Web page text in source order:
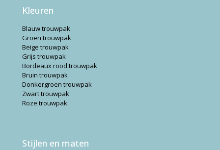
Kleuren
Blauw trouwpak
Groen trouwpak
Beige trouwpak
Grijs trouwpak
Bordeaux rood trouwpak
Bruin trouwpak
Donkergroen trouwpak
Zwart trouwpak
Roze trouwpak
Stijlen en maten